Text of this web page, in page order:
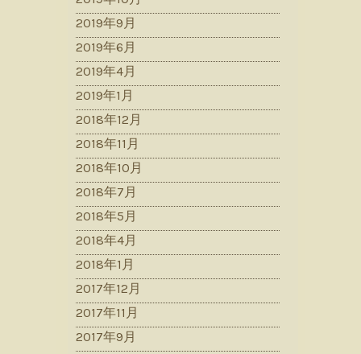
2019年9月
2019年6月
2019年4月
2019年1月
2018年12月
2018年11月
2018年10月
2018年7月
2018年5月
2018年4月
2018年1月
2017年12月
2017年11月
2017年9月